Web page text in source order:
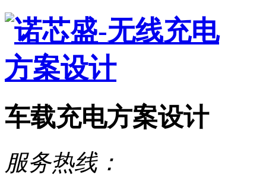
车载充电方案设计
服务热线：